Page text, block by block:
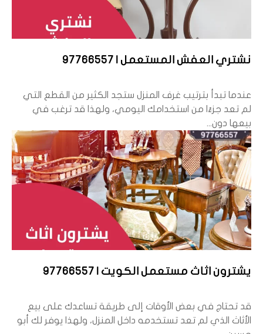
نشتري العفش المستعمل | 97766557
عندما تبدأ بترتيب غرف المنزل ستجد الكثير من القطع التي
لم تعد جزءًا من استخدامك اليومي، ولهذا قد ترغب في
بيعها دون...
يشترون اثاث مستعمل الكويت | 97766557
قد تحتاج في بعض الأوقات إلى طريقة تساعدك على بيع
الأثاث الذي لم تعد تستخدمه داخل المنزل، ولهذا يوفر لك أبو